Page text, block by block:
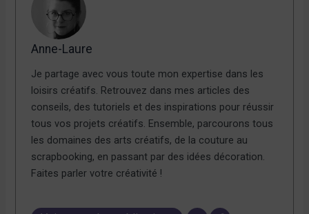
Anne-Laure
Je partage avec vous toute mon expertise dans les
loisirs créatifs. Retrouvez dans mes articles des
conseils, des tutoriels et des inspirations pour réussir
tous vos projets créatifs. Ensemble, parcourons tous
les domaines des arts créatifs, de la couture au
scrapbooking, en passant par des idées décoration.
Faites parler votre créativité !